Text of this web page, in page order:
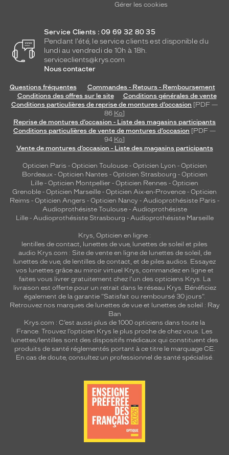
Gérer les cookies
Service Clients : 09 69 32 80 35
Pendant l'été, le service clients est disponible du
lundi au vendredi de 10h à 18h.
serviceclients@krys.com
Nous contacter
Questions fréquentes
Commandes - Retours - Remboursement
Conditions des offres sur le site
Conditions générales de vente
Conditions particulières de reprise de montures d’occasion [PDF —
86 Ko]
Reprise de montures d’occasion - Liste des magasins participants
Conditions particulières de vente de montures d’occasion [PDF —
94 Ko]
Vente de montures d’occasion - Liste des magasins participants
Opticien Paris - Opticien Toulouse- Opticien Lyon - Opticien
Bordeaux- Opticien Nantes - Opticien Strasbourg - Opticien
Lille - Opticien Montpellier - Opticien Rennes - Opticien
Grenoble - Opticien Marseille - Opticien Aix-en-Provence - Opticien
Reims - Opticien Angers - Opticien Nancy - Audioprothésiste Paris -
Audioprothésiste Toulouse- Audioprothésiste
Lille- Audioprothésiste Strasbourg - Audioprothésiste Marseille
Krys, Opticien en ligne :
lentilles de contact, lunettes de vue, lunettes de soleil et piles
audio Krys.com : Site de vente en ligne de lunettes de soleil, de
lunettes de vue, de lentilles de contact, et de piles audios. Essayez
vos lunettes grâce au miroir virtuel Krys, commandez en ligne et
faites vous livrer gratuitement chez l'un des opticiens Krys. La
livraison est offerte pour un retrait dans le réseau Krys. Bénéficiez
également de la garantie "Satisfait ou remboursé 30 jours".
Retrouvez nos marques de lunettes de vue et lunettes de soleil : Ray
Ban
Krys.com : C’est aussi plus de 1000 opticiens dans toute la
France. Trouvez l’opticien Krys le plus proche de chez vous. Les
lunettes/lentilles sont des dispositifs médicaux qui constituent des
produits de santé réglementés portant à ce titre le marquage CE.
En cas de doute, consultez un professionnel de santé spécialisé.